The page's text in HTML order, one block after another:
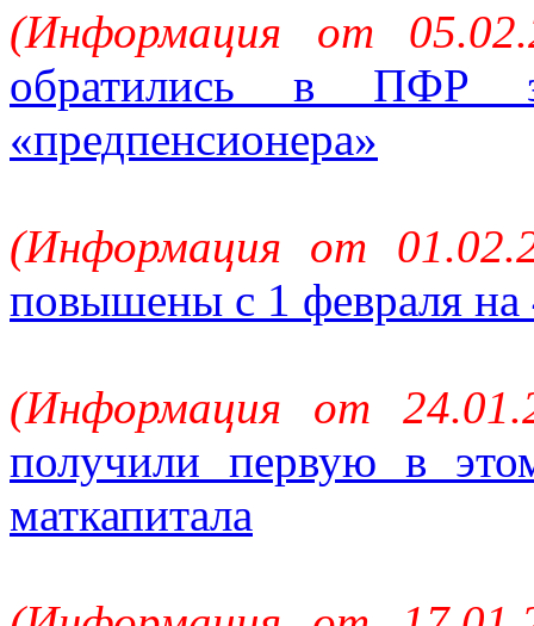
(Информация от
обратились в ПФР
«предпенсионера»
(Информация от
повышены с 1 февраля на
(Информация от
получили первую в
маткапитала